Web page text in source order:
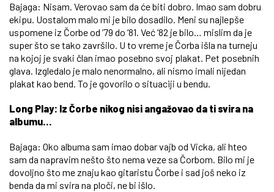
Bajaga: Nisam. Verovao sam da će biti dobro. Imao sam dobru
ekipu. Uostalom malo mi je bilo dosadilo. Meni su najlepše
uspomene iz Čorbe od ’79 do ’81. Već ’82 je bilo… mislim da je
super što se tako završilo. U to vreme je Čorba išla na turneju
na kojoj je svaki član imao posebno svoj plakat. Pet posebnih
glava. Izgledalo je malo nenormalno, ali nismo imali nijedan
plakat kao bend. To je govorilo o situaciji u bendu.
Long Play: Iz Čorbe nikog nisi angažovao da ti svira na
albumu…
Bajaga: Oko albuma sam imao dobar vajb od Vicka, ali hteo
sam da napravim nešto što nema veze sa Čorbom. Bilo mi je
dovoljno što me znaju kao gitaristu Čorbe i sad još neko iz
benda da mi svira na ploči, ne bi išlo.